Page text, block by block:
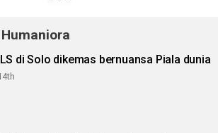
di Solo dikemas bernuansa Piala dunia